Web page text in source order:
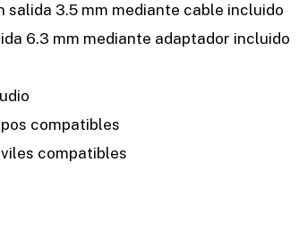
salida 3.5 mm mediante cable incluido
6.3 mm mediante adaptador incluido
compatibles
compatibles